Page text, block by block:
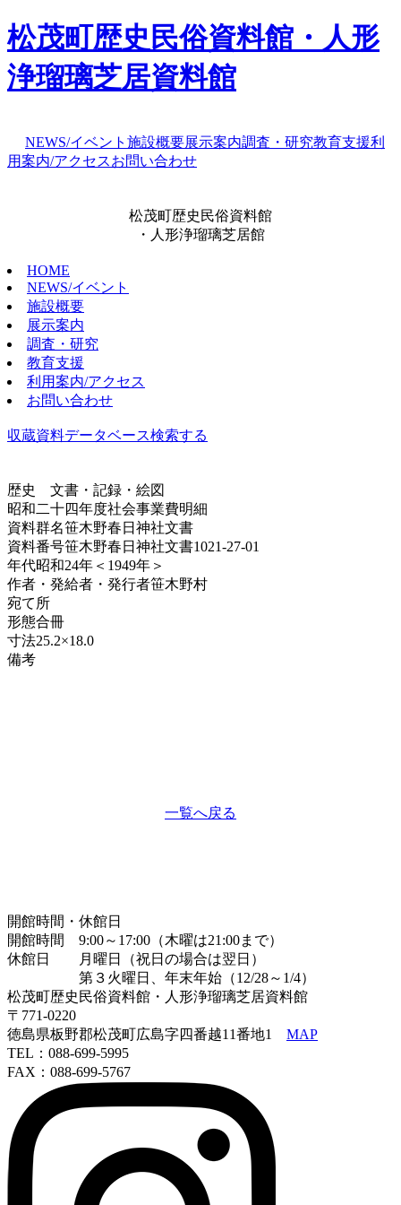
松茂町歴史民俗資料館・人形
浄瑠璃芝居資料館
NEWS/イベント 施設概要展示案内調査・研究教育支援利
用案内/アクセスお問い合わせ
松茂町歴史民俗資料館
・人形浄瑠璃芝居館
HOME
NEWS/イベント
施設概要
展示案内
調査・研究
教育支援
利用案内/アクセス
お問い合わせ
収蔵資料データベース検索する
歴史
文書・記録・絵図
昭和二十四年度社会事業費明細
資料群名笹木野春日神社文書
資料番号笹木野春日神社文書1021-27-01
年代昭和24年＜1949年＞
作者・発給者・発行者笹木野村
宛て所
形態合冊
寸法25.2×18.0
備考
一覧へ戻る
開館時間・休館日
開館時間 9:00～17:00（木曜は21:00まで）
休館日 月曜日（祝日の場合は翌日）
第３火曜日、年末年始（12/28～1/4）
松茂町歴史民俗資料館・人形浄瑠璃芝居資料館
〒771-0220
徳島県板野郡松茂町広島字四番越11番地1 MAP
TEL：088-699-5995
FAX：088-699-5767